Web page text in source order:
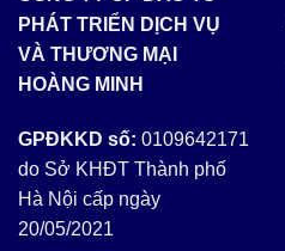
PHÁT TRIỂN DỊCH VỤ
VÀ THƯƠNG MẠI
HOÀNG MINH
GPĐKKD số: 0109642171
do Sở KHĐT Thành phố
Hà Nội cấp ngày
20/05/2021